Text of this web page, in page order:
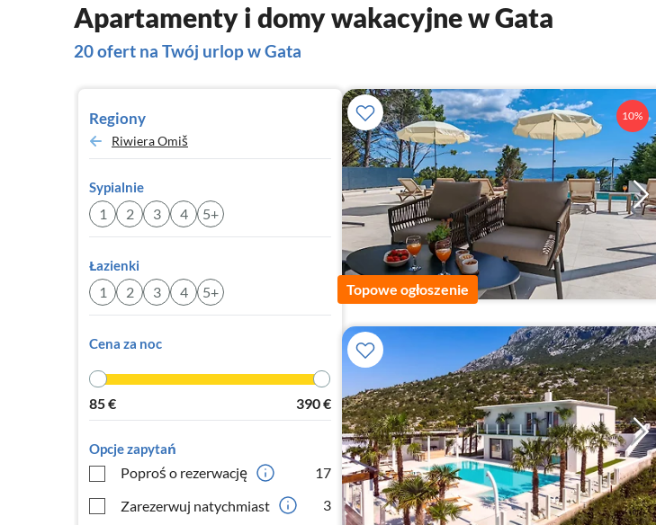
Apartamenty i domy wakacyjne w Gata
20 ofert na Twój urlop w Gata
Regiony
Riwiera Omiš
Sypialnie
1 2 3 4 5+
Łazienki
1 2 3 4 5+
Cena za noc
85€ 390€
Opcje zapytań
Poproś o rezerwację
17
Zarezerwuj natychmiast
3
Topowe ogłoszenie
10%